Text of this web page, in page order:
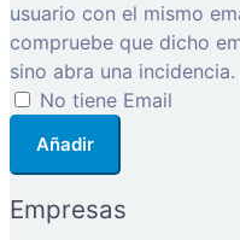
usuario con el mismo
compruebe que dicho
sino abra una incidencia.
No tiene Email
Añadir
Empresas